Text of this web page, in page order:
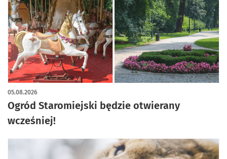
Ogród Staromiejski będzie otwierany
wcześniej!
05.08.2026